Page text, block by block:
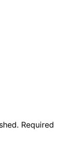
Required